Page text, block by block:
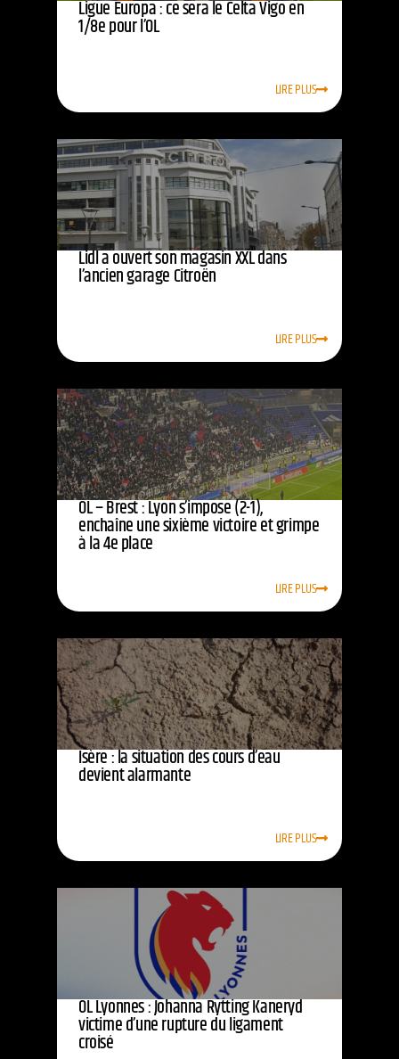
Ligue Europa : ce sera le Celta Vigo en
1/8e pour l’OL
LIRE PLUS
Lidl a ouvert son magasin XXL dans
l’ancien garage Citroën
LIRE PLUS
OL – Brest : Lyon s’impose (2-1),
enchaîne une sixième victoire et grimpe
à la 4e place
LIRE PLUS
Isère : la situation des cours d’eau
devient alarmante
LIRE PLUS
OL Lyonnes : Johanna Rytting Kaneryd
victime d’une rupture du ligament
croisé